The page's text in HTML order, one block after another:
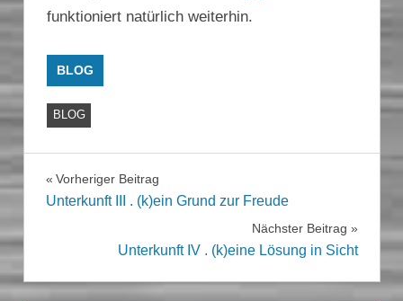
funktioniert natürlich weiterhin.
BLOG
BLOG
Beitragsnavigation
Vorheriger Beitrag
Unterkunft III . (k)ein Grund zur Freude
Nächster Beitrag
Unterkunft IV . (k)eine Lösung in Sicht